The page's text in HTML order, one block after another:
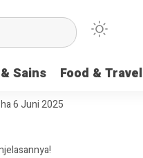
Sains Food & Travel
6 Juni 2025